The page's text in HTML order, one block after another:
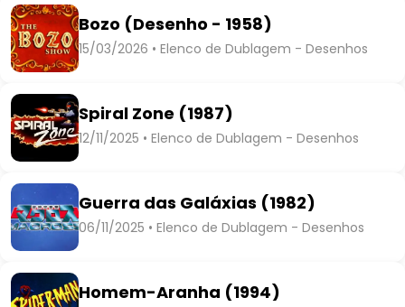
Bozo (Desenho - 1958)
15/03/2026 • Elenco de Dublagem - Desenhos
Spiral Zone (1987)
12/11/2025 • Elenco de Dublagem - Desenhos
Guerra das Galáxias (1982)
06/11/2025 • Elenco de Dublagem - Desenhos
Homem-Aranha (1994)